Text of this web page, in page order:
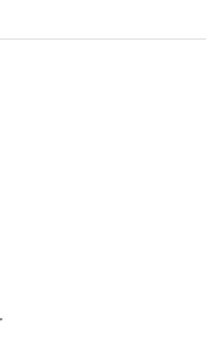
Link
Link